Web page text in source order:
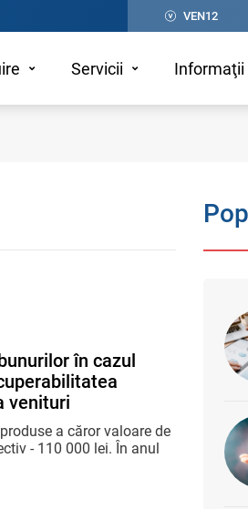
VEN12
Servicii Informaţii
în cazul
venituri
a căror valoare de
- 110 000 lei. În anul